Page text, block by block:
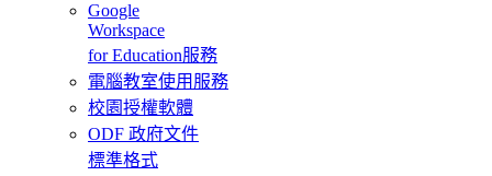
Google
Workspace
for Education服務
電腦教室使用服務
校園授權軟體
ODF 政府文件
標準格式